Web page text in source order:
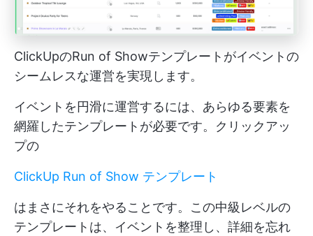
ClickUpのRun of Showテンプレートがイベントの
シームレスな運営を実現します。
イベントを円滑に運営するには、あらゆる要素を
網羅したテンプレートが必要です。クリックアッ
プの
ClickUp Run of Show テンプレート
はまさにそれをやることです。この中級レベルの
テンプレートは、イベントを整理し、詳細を忘れ